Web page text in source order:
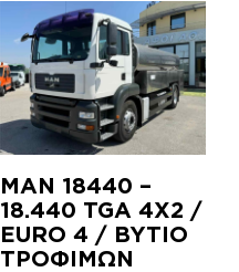
MAN 18440 –
18.440 TGA 4X2 /
EURO 4 / BYTIO
ΤΡΟΦΙΜΩΝ